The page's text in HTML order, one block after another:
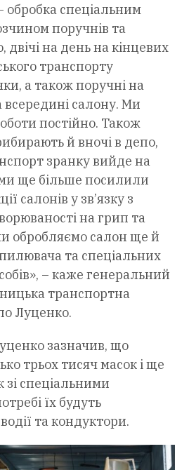
спеціальним
поручнів та
двічі на день на кінцевих
транспорту
а також поручні на
всередині салону. Ми
постійно. Також
й вночі в депо,
зранку вийде на
ще більше посилили
салонів у зв’язку з
на грип та
обробляємо салон ще й
та спеціальних
– каже генеральний
транспортна
Луценко.
зазначив, що
трьох тисяч масок і ще
зі спеціальними
їх будуть
та кондуктори.